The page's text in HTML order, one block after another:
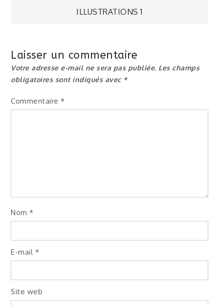
Navigation
l’article
ILLUSTRATIONS 1
Laisser un commentaire
Votre adresse e-mail ne sera pas publiée. Les champs
obligatoires sont indiqués avec *
Commentaire*
Nom*
E-mail *
Site web